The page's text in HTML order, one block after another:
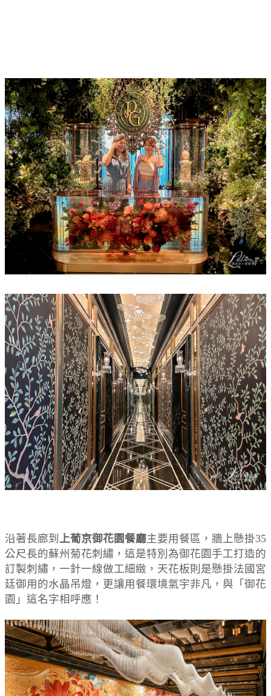
沿著長廊到 上葡京御花園餐廳主要用餐區，牆上懸掛35
公尺長的蘇州菊花刺繡，這是特別為御花園手工打造的
訂製刺繡，一針一線做工細緻，天花板則是懸掛法國宮
廷御用的水晶吊燈，更讓用餐環境氣宇非凡，與「御花
園」這名字相呼應！